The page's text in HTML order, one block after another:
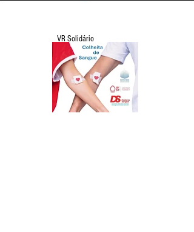
VR Solidário